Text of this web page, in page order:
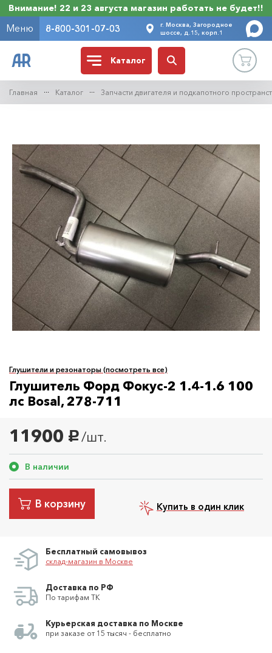
Внимание! 22 и 23 августа магазин работать не будет!!
Меню 8-800-301-07-03
г. Москва, Загородное
шоссе, д.15, корп.1
Каталог
Главная Каталог Запчасти двигателя и подкапотного
Глушители и резонаторы (посмотреть все)
Глушитель Форд Фокус-2 1.4-1.6 100
лс Bosal, 278-711
11900 руб. /шт.
В наличии
В корзину Купить в один клик
Бесплатный самовывоз
склад-магазин в Москве
Доставка по РФ
По тарифам ТК
Курьерская доставка по Москве
при заказе от 15 тысяч - бесплатно